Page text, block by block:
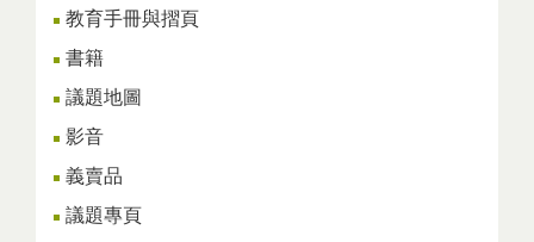
教育手冊與摺頁
書籍
議題地圖
影音
義賣品
議題專頁